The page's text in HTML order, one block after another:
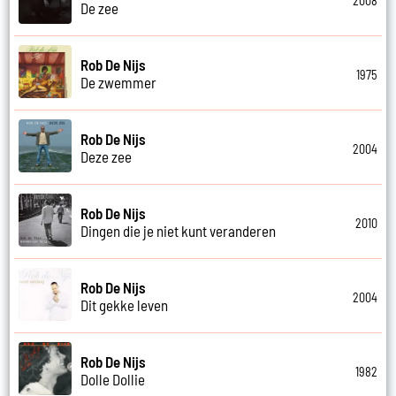
De zee
Rob De Nijs
De zwemmer
1975
Rob De Nijs
Deze zee
2004
Rob De Nijs
Dingen die je niet kunt veranderen
2010
Rob De Nijs
Dit gekke leven
2004
Rob De Nijs
Dolle Dollie
1982